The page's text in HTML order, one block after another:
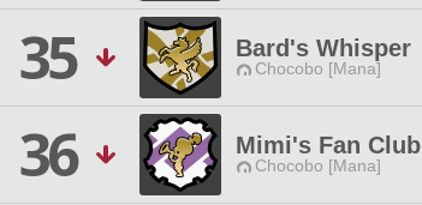
35
Bard's Whisper
Chocobo [Mana]
36
Mimi's Fan Club
Chocobo [Mana]